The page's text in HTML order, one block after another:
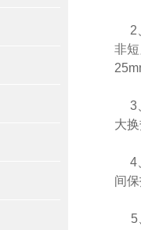
2
非
3
大
4
间
5